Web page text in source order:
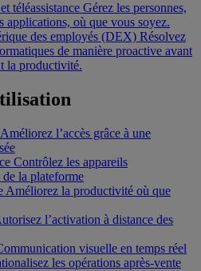
téléassistance Gérez les personnes,
applications, où que vous soyez.
des employés (DEX) Résolvez
de manière proactive avant
la productivité.
Améliorez l’accès grâce à une
Contrôlez les appareils
la plateforme
Améliorez la productivité où que
l’activation à distance des
visuelle en temps réel
les opérations après-vente